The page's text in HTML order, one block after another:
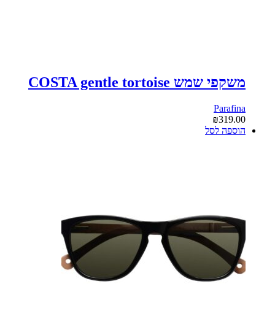
משקפי שמש COSTA gentle tortoise
Parafina
₪319.00
הוספה לסל